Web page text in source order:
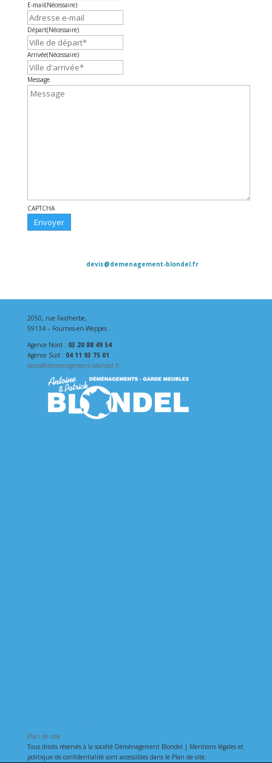
E-mail(Nécessaire)
Départ(Nécessaire)
Arrivée(Nécessaire)
Message
CAPTCHA
devis@demenagement-blondel.fr
2050, rue Faidherbe,
59134 – Fournes-en-Weppes
Agence Nord : 03 20 88 49 54
Agence Sud : 04 11 93 75 01
devis@demenagement-blondel.fr
Plan de site
Tous droits réservés à la société Déménagement Blondel | Mentions légales et
politique de confidentialité sont accessibles dans le Plan de site.